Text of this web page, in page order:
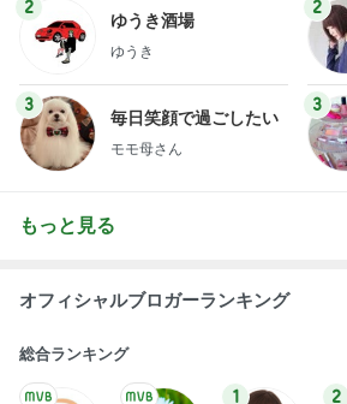
2
ゆうき酒場
ゆうき
3
毎日笑顔で過ごしたい
モモ母さん
2
3
もっと見る
オフィシャルブロガーランキング
総合ランキング
1 2